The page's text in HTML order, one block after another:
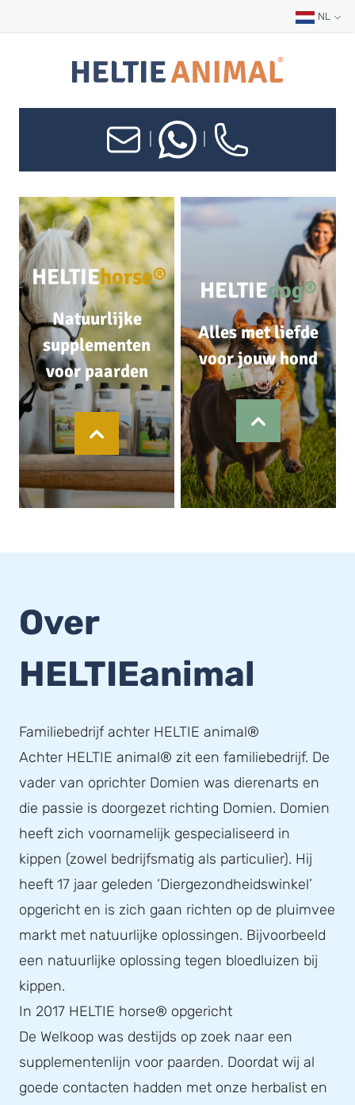
NL
HELTIEhorse®
Natuurlijke
supplementen
voor paarden
HELTIEdog®
Alles met liefde
voor jouw hond
Over
HELTIEanimal
Familiebedrijf achter HELTIE animal®
Achter HELTIE animal® zit een familiebedrijf. De
vader van oprichter Domien was dierenarts en
die passie is doorgezet richting Domien. Domien
heeft zich voornamelijk gespecialiseerd in
kippen (zowel bedrijfsmatig als particulier). Hij
heeft 17 jaar geleden ‘Diergezondheidswinkel’
opgericht en is zich gaan richten op de pluimvee
markt met natuurlijke oplossingen. Bijvoorbeeld
een natuurlijke oplossing tegen bloedluizen bij
kippen.
In 2017 HELTIE horse® opgericht
De Welkoop was destijds op zoek naar een
supplementenlijn voor paarden. Doordat wij al
goede contacten hadden met onze herbalist en